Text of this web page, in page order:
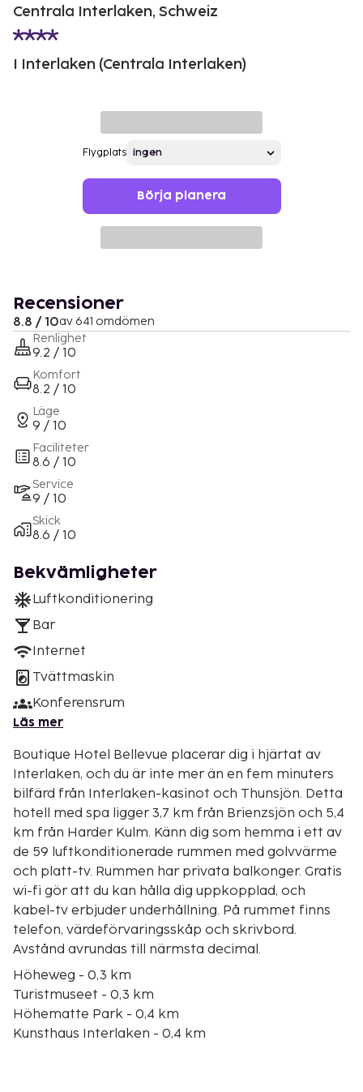
Centrala Interlaken, Schweiz
I Interlaken (Centrala Interlaken)
Flygplats
Börja planera
Recensioner
8.8 / 10av 641 omdömen
Renlighet
9.2 / 10
Komfort
8.2 / 10
Läge
9 / 10
Faciliteter
8.6 / 10
Service
9 / 10
Skick
8.6 / 10
Bekvämligheter
Luftkonditionering
Bar
Internet
Tvättmaskin
Konferensrum
Läs mer
Boutique Hotel Bellevue placerar dig i hjärtat av
Interlaken, och du är inte mer än en fem minuters
bilfärd från Interlaken-kasinot och Thunsjön. Detta
hotell med spa ligger 3,7 km från Brienzsjön och 5,4
km från Harder Kulm. Känn dig som hemma i ett av
de 59 luftkonditionerade rummen med golvvärme
och platt-tv. Rummen har privata balkonger. Gratis
wi-fi gör att du kan hålla dig uppkopplad, och
kabel-tv erbjuder underhållning. På rummet finns
telefon, värdeförvaringsskåp och skrivbord.
Avstånd avrundas till närmsta decimal.
Höheweg - 0,3 km
Turistmuseet - 0,3 km
Höhematte Park - 0,4 km
Kunsthaus Interlaken - 0,4 km